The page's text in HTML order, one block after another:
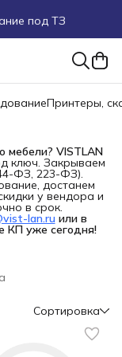
под ТЗ
в чат Принтеры,
мебели? VISTLAN
ключ. Закрываем
ФЗ, 223-ФЗ).
достанем
у вендора и
в срок.
lan.ru или в
КП уже сегодня!
Сортировка